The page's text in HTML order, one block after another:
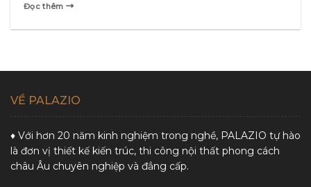
Đọc thêm
VỀ PALAZIO
♦ Với hơn 20 năm kinh nghiệm trong nghề, PALAZIO tự hào
là đơn vị thiết kế kiến trúc, thi công nội thất phong cách
châu Âu chuyên nghiệp và đẳng cấp.